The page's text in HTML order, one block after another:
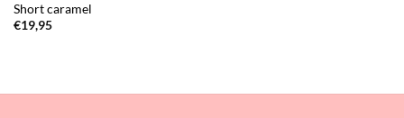
Short caramel
€19,95